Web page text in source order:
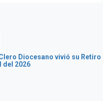
Diocesano vivió su Retiro
del 2026